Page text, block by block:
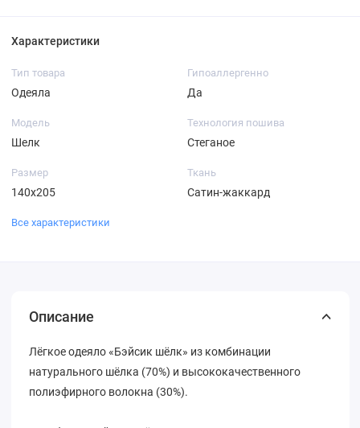
Характеристики
Тип товара
Одеяла
Гипоаллергенно
Да
Модель
Шелк
Технология пошива
Стеганое
Размер
140х205
Ткань
Сатин-жаккард
Все характеристики
Описание
Лёгкое одеяло «Бэйсик шёлк» из комбинации
натурального шёлка (70%) и высококачественного
полиэфирного волокна (30%).